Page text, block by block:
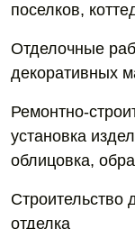
поселков,
Отделочные
декоративных
Ремонтно-
установка
облицовка,
Строительство
отделка